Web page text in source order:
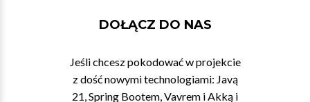
DOŁĄCZ DO NAS
Jeśli chcesz pokodować w projekcie
z dość nowymi technologiami: Javą
21, Spring Bootem, Vavrem i Akką i